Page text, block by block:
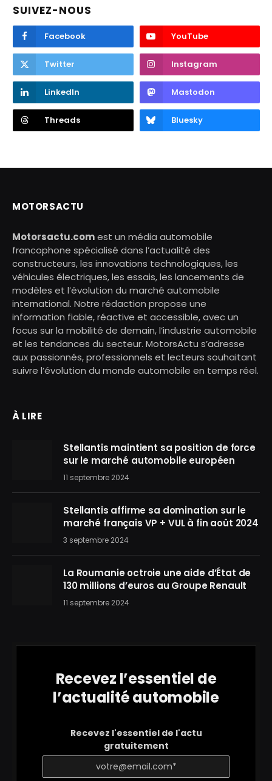
SUIVEZ-NOUS
Facebook YouTube
Twitter Instagram
LinkedIn Mastodon
Threads Bluesky
MOTORSACTU
Motorsactu.comest un média automobile
francophone spécialisé dans l’actualité des
constructeurs, les innovations technologiques, les
véhicules électriques, les essais, les lancements de
modèles et l’évolution du marché automobile
international. Notre rédaction propose une
information fiable, réactive et accessible, avec un
focus sur la mobilité de demain, l’industrie automobile
et les tendances du secteur. MotorsActu s’adresse
aux passionnés, professionnels et lecteurs souhaitant
suivre l’évolution du monde automobile en temps réel.
À LIRE
Stellantis maintient sa position de force
sur le marché automobile européen
11 septembre 2024
Stellantis affirme sa domination sur le
marché français VP + VUL à fin août 2024
3 septembre 2024
La Roumanie octroie une aide d’État de
130 millions d’euros au Groupe Renault
11 septembre 2024
Recevez l’essentiel de
l’actualité automobile
Recevez l'essentiel de l'actu
gratuitement